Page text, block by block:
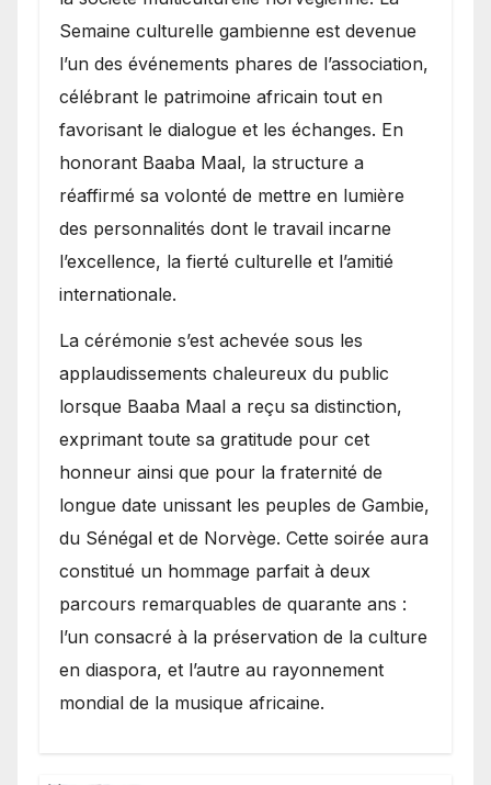
Semaine culturelle gambienne est devenue
l’un des événements phares de l’association,
célébrant le patrimoine africain tout en
favorisant le dialogue et les échanges. En
honorant Baaba Maal, la structure a
réaffirmé sa volonté de mettre en lumière
des personnalités dont le travail incarne
l’excellence, la fierté culturelle et l’amitié
internationale.
​La cérémonie s’est achevée sous les
applaudissements chaleureux du public
lorsque Baaba Maal a reçu sa distinction,
exprimant toute sa gratitude pour cet
honneur ainsi que pour la fraternité de
longue date unissant les peuples de Gambie,
du Sénégal et de Norvège. Cette soirée aura
constitué un hommage parfait à deux
parcours remarquables de quarante ans :
l’un consacré à la préservation de la culture
en diaspora, et l’autre au rayonnement
mondial de la musique africaine.